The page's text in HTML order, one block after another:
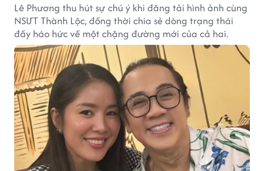
Lê Phương thu hút sự chú ý khi đăng tải hình ảnh cùng
NSƯT Thành Lộc, đồng thời chia sẻ dòng trạng thái
đầy háo hức về một chặng đường mới của cả hai.